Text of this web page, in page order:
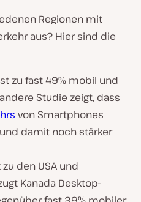
Regionen mit
aus? Hier sind die
zu fast 49% mobil und
Studie zeigt, dass
von Smartphones
damit noch stärker
den USA und
Kanada Desktop-